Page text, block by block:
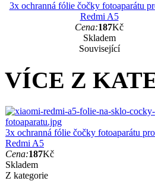
3x ochranná fólie čočky fotoaparátu
Redmi A5
Cena:187Kč
Skladem
Související
VÍCE Z
3x ochranná fólie čočky fotoaparátu
Redmi A5
Cena:187Kč
Skladem
Z kategorie